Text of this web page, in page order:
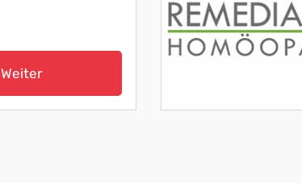
Weiter